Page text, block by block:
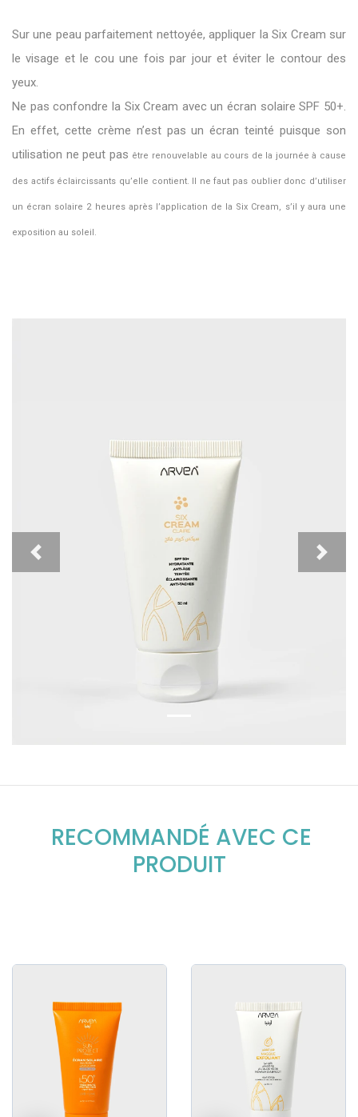
Sur une peau parfaitement nettoyée, appliquer la Six Cream sur
le visage et le cou une fois par jour et éviter le contour des
yeux.
Ne pas confondre la Six Cream avec un écran solaire SPF 50+.
En effet, cette crème n’est pas un écran teinté puisque son
utilisation ne peut pas être renouvelable au cours de la journée à cause
des actifs éclaircissants qu’elle contient. Il ne faut pas oublier donc d’utiliser
un écran solaire 2 heures après l’application de la Six Cream, s’il y aura une
exposition au soleil.
Previous Next
RECOMMANDÉ AVEC CE
PRODUIT